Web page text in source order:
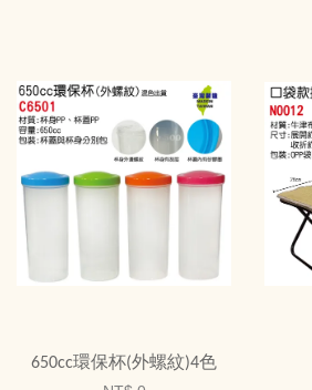
650cc環保杯(外螺紋)4色